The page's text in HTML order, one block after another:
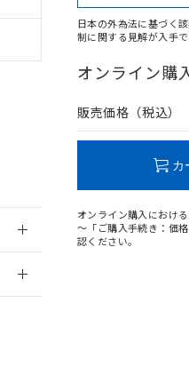
日本の外為法に基づく
制に関する見解が入手で
オンライン購
販売価格（税込）
カ
オンライン購入におけ
～「ご購入手続き：価
認ください。
すること